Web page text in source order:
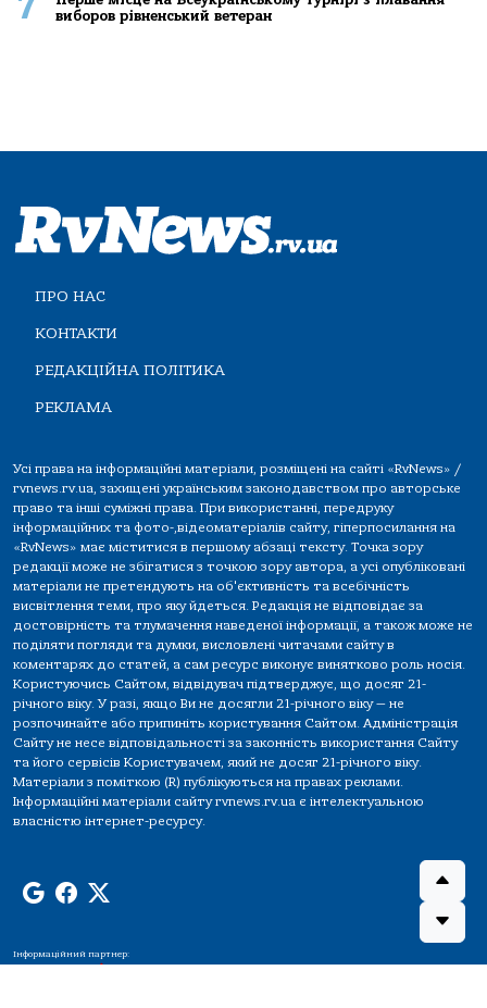
виборов рівненський ветеран
ПРО НАС
КОНТАКТИ
РЕДАКЦІЙНА ПОЛІТИКА
РЕКЛАМА
Усі права на інформаційні матеріали, розміщені на сайті «RvNews» /
rvnews.rv.ua, захищені українським законодавством про авторське
право та інші суміжні права. При використанні, передруку
інформаційних та фото-,відеоматеріалів сайту, гіперпосилання на
«RvNews» має міститися в першому абзаці тексту. Точка зору
редакції може не збігатися з точкою зору автора, а усі опубліковані
матеріали не претендують на об'єктивність та всебічність
висвітлення теми, про яку йдеться. Редакція не відповідає за
достовірність та тлумачення наведеної інформації, а також може не
поділяти погляди та думки, висловлені читачами сайту в
коментарях до статей, а сам ресурс виконує винятково роль носія.
Користуючись Сайтом, відвідувач підтверджує, що досяг 21-
річного віку. У разі, якщо Ви не досягли 21-річного віку — не
розпочинайте або припиніть користування Сайтом. Адміністрація
Сайту не несе відповідальності за законність використання Сайту
та його сервісів Користувачем, який не досяг 21-річного віку.
Матеріали з поміткою (R) публікуються на правах реклами.
Інформаційні матеріали сайту rvnews.rv.ua є інтелектуальною
власністю інтернет-ресурсу.
Інформаційний партнер: